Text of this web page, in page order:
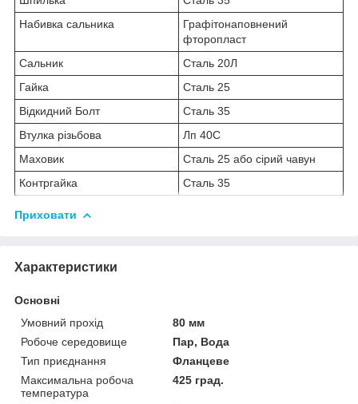
Набивка сальника
Графітонаповнений
фторопласт
Сальник
Сталь 20Л
Гайка
Сталь 25
Відкидний Болт
Сталь 35
Втулка різьбова
Лп 40С
Маховик
Сталь 25 або сірий чавун
Контргайка
Сталь 35
Приховати
Характеристики
Основні
Умовний прохід
80 мм
Робоче середовище
Пар, Вода
Тип приєднання
Фланцеве
Максимальна робоча
температура
425 град.